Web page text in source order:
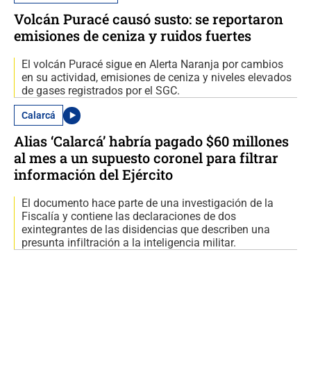
Volcán Puracé causó susto: se reportaron
emisiones de ceniza y ruidos fuertes
El volcán Puracé sigue en Alerta Naranja por cambios
en su actividad, emisiones de ceniza y niveles elevados
de gases registrados por el SGC.
Calarcá
Alias ‘Calarcá’ habría pagado $60 millones
al mes a un supuesto coronel para filtrar
información del Ejército
El documento hace parte de una investigación de la
Fiscalía y contiene las declaraciones de dos
exintegrantes de las disidencias que describen una
presunta infiltración a la inteligencia militar.